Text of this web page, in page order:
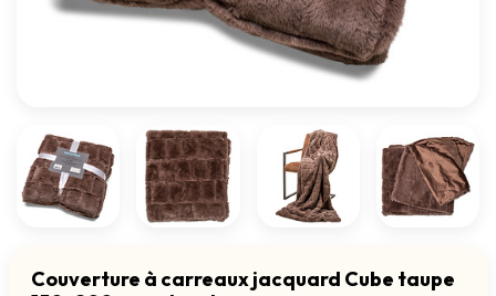
Couverture à carreaux jacquard Cube taupe